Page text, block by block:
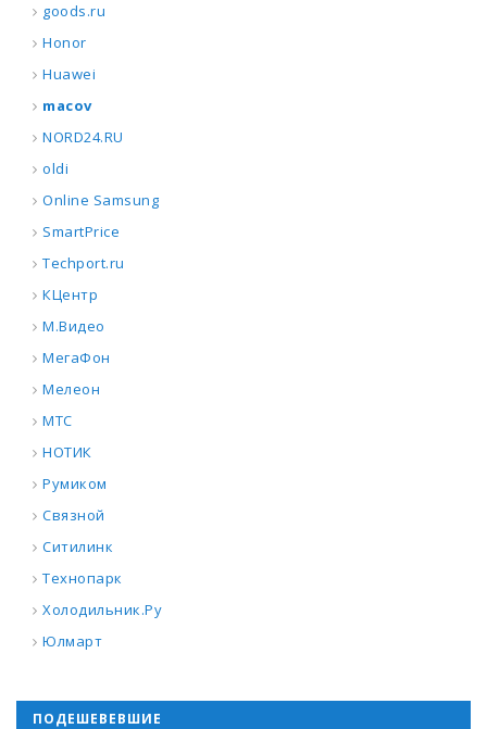
goods.ru
Honor
Huawei
macov
NORD24.RU
oldi
Online Samsung
SmartPrice
Techport.ru
КЦентр
М.Видео
МегаФон
Мелеон
МТС
НОТИК
Румиком
Связной
Ситилинк
Технопарк
Холодильник.Ру
Юлмарт
ПОДЕШЕВЕВШИЕ